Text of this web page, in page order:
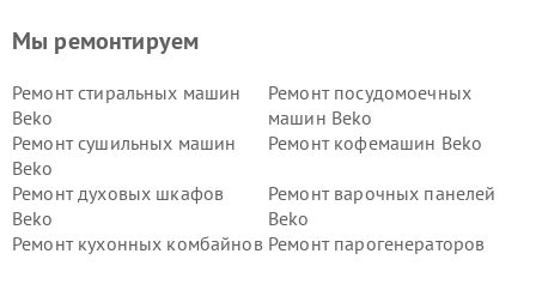
Мы ремонтируем
Ремонт стиральных машин
Beko
Ремонт посудомоечных
машин Beko
Ремонт сушильных машин
Beko
Ремонт кофемашин Beko
Ремонт духовых шкафов
Beko
Ремонт варочных панелей
Beko
Ремонт кухонных комбайнов Ремонт парогенераторов